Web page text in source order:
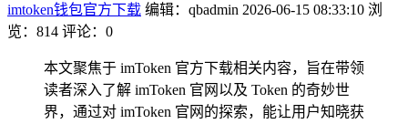
imtoken钱包官方下载 编辑：qbadmin 2026-06-15 08:33:10 浏
览：814 评论：0
本文聚焦于 imToken 官方下载相关内容，旨在带领
读者深入了解 imToken 官网以及 Token 的奇妙世
界，通过对 imToken 官网的探索，能让用户知晓获